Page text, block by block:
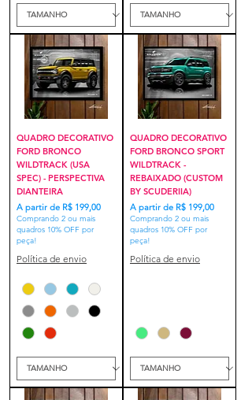
QUADRO DECORATIVO
FORD BRONCO
WILDTRACK (USA
SPEC) - PERSPECTIVA
DIANTEIRA
A partir de R$ 199,00
Preço promocional
Comprando 2 ou mais
quadros 10% OFF por
peça!
Política de envio
QUADRO DECORATIVO
FORD BRONCO SPORT
WILDTRACK -
REBAIXADO (CUSTOM
BY SCUDERIIA)
A partir de R$ 199,00
Preço promocional
Comprando 2 ou mais
quadros 10% OFF por
peça!
Política de envio